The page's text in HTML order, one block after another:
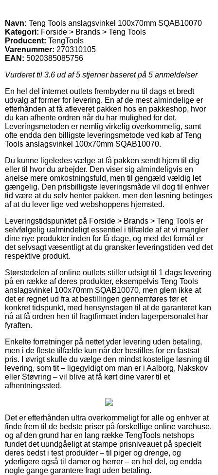
Navn: Teng Tools anslagsvinkel 100x70mm SQAB10070
Kategori: Forside > Brands > Teng Tools
Producent: TengTools
Varenummer: 270310105
EAN: 5020385085756
Vurderet til 3.6 ud af 5 stjerner baseret på 5 anmeldelser
En hel del internet outlets frembyder nu til dags et bredt
udvalg af former for levering. En af de mest almindelige er
efterhånden at få afleveret pakken hos en pakkeshop, hvor
du kan afhente ordren når du har mulighed for det.
Leveringsmetoden er nemlig virkelig overkommelig, samt
ofte endda den billigste leveringsmetode ved køb af Teng
Tools anslagsvinkel 100x70mm SQAB10070.
Du kunne ligeledes vælge at få pakken sendt hjem til dig
eller til hvor du arbejder. Den viser sig almindeligvis en
anelse mere omkostningsfuld, men til gengæld vældig let
gængelig. Den prisbilligste leveringsmåde vil dog til enhver
tid være at du selv henter pakken, men den løsning betinges
af at du lever lige ved webshoppens hjemsted.
Leveringstidspunktet på Forside > Brands > Teng Tools er
selvfølgelig ualmindeligt essentiel i tilfælde af at vi mangler
dine nye produkter inden for få dage, og med det formål er
det selvsagt væsentligt at du gransker leveringstiden ved det
respektive produkt.
Størstedelen af online outlets stiller udsigt til 1 dags levering
på en række af deres produkter, eksempelvis Teng Tools
anslagsvinkel 100x70mm SQAB10070, men glem ikke at
det er regnet ud fra at bestillingen gennemføres før et
konkret tidspunkt, med hensynstagen til at de garanteret kan
nå at få ordren hen til fragtfirmaet inden lagerpersonalet har
fyraften.
Enkelte forretninger på nettet yder levering uden betaling,
men i de fleste tilfælde kun når der bestilles for en fastsat
pris. I øvrigt skulle du vælge den mindst kostelige løsning til
levering, som tit – ligegyldigt om man er i Aalborg, Nakskov
eller Støvring – vil blive at få kørt dine varer til et
afhentningssted.
Det er efterhånden ultra overkommeligt for alle og enhver at
finde frem til de bedste priser på forskellige online varehuse,
og af den grund har en lang række TengTools netshops
fundet det uundgåeligt at stampe prisniveauet på specielt
deres bedst i test produkter – til piger og drenge, og
yderligere også til damer og herrer – en hel del, og endda
nogle gange garantere fragt uden betaling.